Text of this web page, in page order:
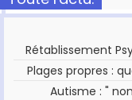
Rétablissement
Plages propres :
Autisme : "